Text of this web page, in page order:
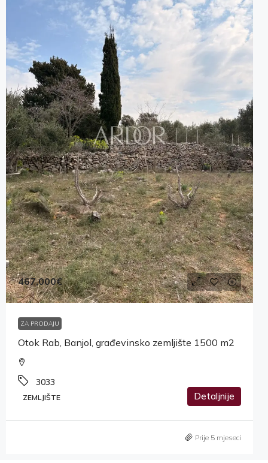
467,000€
ZA PRODAJU
Otok Rab, Banjol, građevinsko zemljište 1500 m2
3033
ZEMLJIŠTE Detaljnije
Prije 5 mjeseci